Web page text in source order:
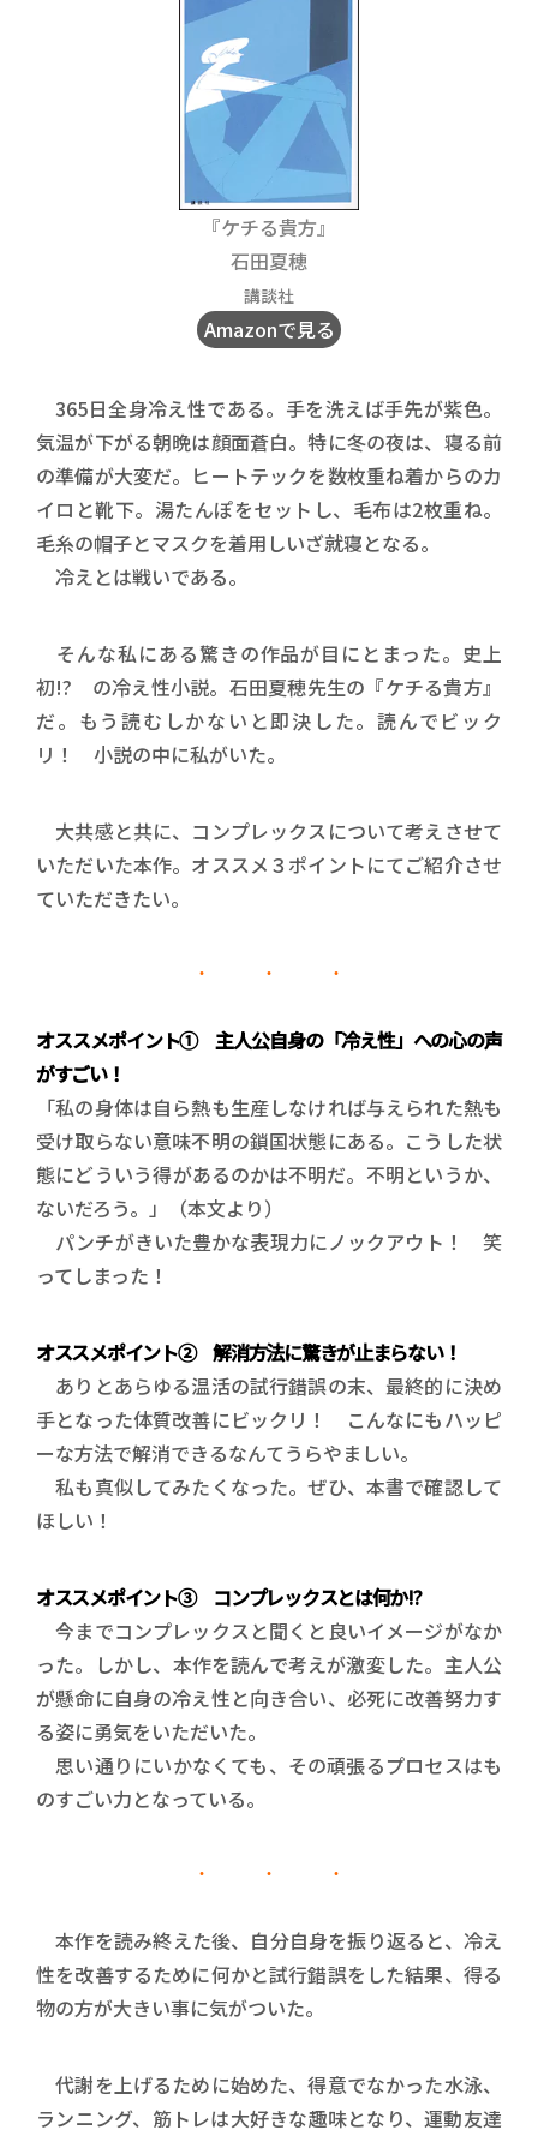
『ケチる貴方』
石田夏穂
講談社
Amazonで見る
365日全身冷え性である。手を洗えば手先が紫色。
気温が下がる朝晩は顔面蒼白。特に冬の夜は、寝る前
の準備が大変だ。ヒートテックを数枚重ね着からのカ
イロと靴下。湯たんぽをセットし、毛布は2枚重ね。
毛糸の帽子とマスクを着用しいざ就寝となる。
冷えとは戦いである。
そんな私にある驚きの作品が目にとまった。史上
初!? の冷え性小説。石田夏穂先生の『ケチる貴方』
だ。もう読むしかないと即決した。読んでビック
リ！ 小説の中に私がいた。
大共感と共に、コンプレックスについて考えさせて
いただいた本作。オススメ３ポイントにてご紹介させ
ていただきたい。
オススメポイント① 主人公自身の「冷え性」への心の声
がすごい！
「私の身体は自ら熱も生産しなければ与えられた熱も
受け取らない意味不明の鎖国状態にある。こうした状
態にどういう得があるのかは不明だ。不明というか、
ないだろう。」（本文より）
パンチがきいた豊かな表現力にノックアウト！ 笑
ってしまった！
オススメポイント② 解消方法に驚きが止まらない！
ありとあらゆる温活の試行錯誤の末、最終的に決め
手となった体質改善にビックリ！ こんなにもハッピ
ーな方法で解消できるなんてうらやましい。
私も真似してみたくなった。ぜひ、本書で確認して
ほしい！
オススメポイント③ コンプレックスとは何か!?
今までコンプレックスと聞くと良いイメージがなか
った。しかし、本作を読んで考えが激変した。主人公
が懸命に自身の冷え性と向き合い、必死に改善努力す
る姿に勇気をいただいた。
思い通りにいかなくても、その頑張るプロセスはも
のすごい力となっている。
本作を読み終えた後、自分自身を振り返ると、冷え
性を改善するために何かと試行錯誤をした結果、得る
物の方が大きい事に気がついた。
代謝を上げるために始めた、得意でなかった水泳、
ランニング、筋トレは大好きな趣味となり、運動友達